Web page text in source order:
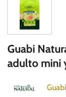
Guabi
adulto mini